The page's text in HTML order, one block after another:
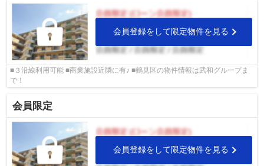
会員登録をして限定物件を見る
■３沿線利用可能 ■商業施設近隣に有♪ ■鶴見区の物件情報は武和グループま
で！
会員限定
会員登録をして限定物件を見る